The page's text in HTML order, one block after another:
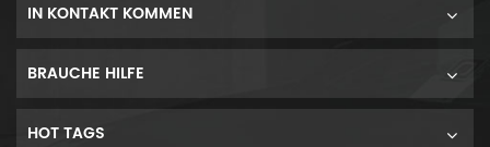
IN KONTAKT KOMMEN
BRAUCHE HILFE
HOT TAGS